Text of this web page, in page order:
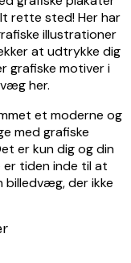
rette sted! Her har
illustrationer
at udtrykke dig
grafiske motiver i
her.
et moderne og
med grafiske
er kun dig og din
tiden inde til at
der ikke